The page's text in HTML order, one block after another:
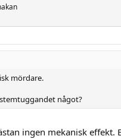
mördare.
något?
ingen mekanisk effekt.